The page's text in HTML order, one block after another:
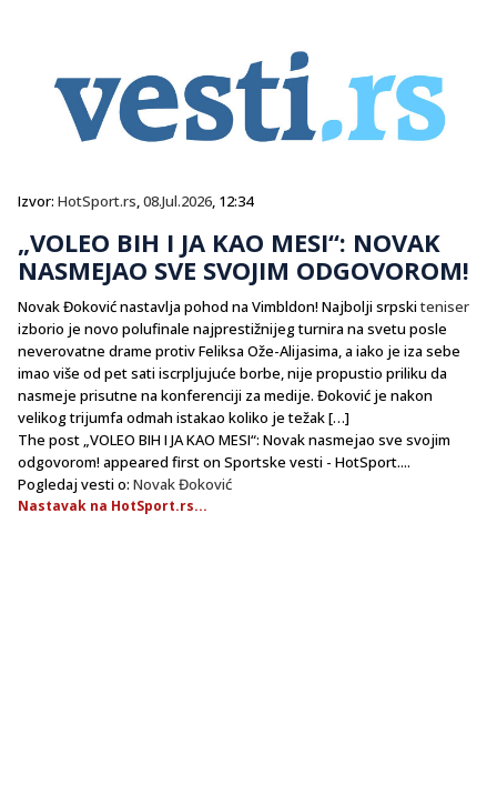
Izvor: HotSport.rs,08.Jul.2026, 12:34
„VOLEO BIH I JA KAO MESI“: NOVAK
NASMEJAO SVE SVOJIM ODGOVOROM!
Novak Đoković nastavlja pohod na Vimbldon! Najbolji srpskiteniser
izborio je novo polufinale najprestižnijeg turnira na svetu posle
neverovatne drame protiv Feliksa Ože-Alijasima, a iako je iza sebe
imao više od pet sati iscrpljujuće borbe, nije propustio priliku da
nasmeje prisutne na konferenciji za medije. Đoković je nakon
velikog trijumfa odmah istakao koliko je težak […]
The post „VOLEO BIH I JA KAO MESI“: Novak nasmejao sve svojim
odgovorom! appeared first on Sportske vesti - HotSport....
Pogledaj vesti o: Novak Đoković
Nastavak na HotSport.rs...